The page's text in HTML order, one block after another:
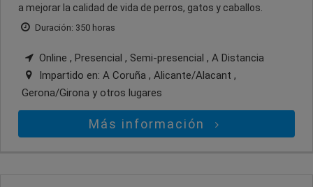
a mejorar la calidad de vida de perros, gatos y caballos.
Duración: 350 horas
Online , Presencial , Semi-presencial , A Distancia
Impartido en: A Coruña , Alicante/Alacant ,
Gerona/Girona y otros lugares
Más información